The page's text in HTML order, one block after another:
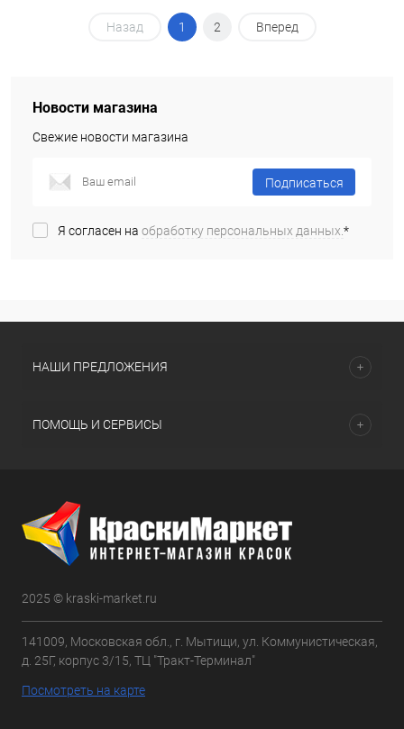
Назад 1 2 Вперед
Новости магазина
Свежие новости магазина
Подписаться
Я согласен на обработку персональных данных.*
НАШИ ПРЕДЛОЖЕНИЯ
ПОМОЩЬ И СЕРВИСЫ
2025 © kraski-market.ru
141009, Московская обл., г. Мытищи, ул. Коммунистическая,
д. 25Г, корпус 3/15, ТЦ "Тракт-Терминал"
Посмотреть на карте